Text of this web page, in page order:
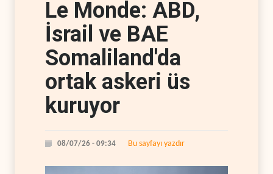
Le Monde: ABD,
İsrail ve BAE
Somaliland'da
ortak askeri üs
kuruyor
08/07/26 - 09:34 Bu sayfayı yazdır